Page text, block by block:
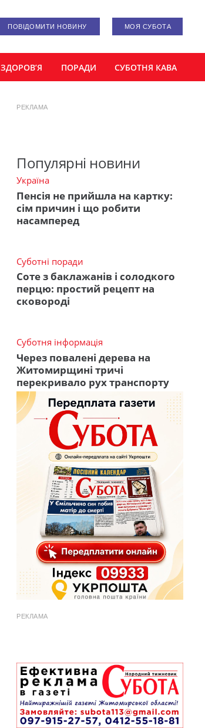
ПОВІДОМИТИ НОВИНУ МОЯ СУБОТА
ЗДОРОВ’Я ПОРАДИ СУБОТНЯ КАВА
РЕКЛАМА
Популярні новини
Україна
Пенсія не прийшла на картку:
сім причин і що робити
насамперед
Суботні поради
Соте з баклажанів і солодкого
перцю: простий рецепт на
сковороді
Суботня інформація
Через повалені дерева на
Житомирщині тричі
перекривало рух транспорту
РЕКЛАМА